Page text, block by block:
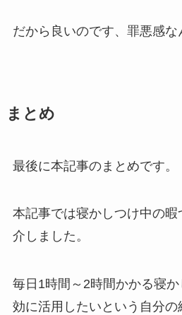
だから良いのです、罪悪感な
まとめ
最後に本記事のまとめです。
本記事では寝かしつけ中の
介しました。
毎日1時間～2時間かかる寝
効に活用したいという自分の